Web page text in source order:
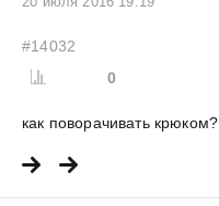
#14032
0
как поворачивать крюком?